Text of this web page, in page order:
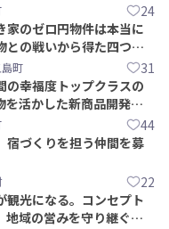
24
家のゼロ円物件は本当に
との戦いから得た四つの
町町 31
の幸福度トップクラスの
を活かした新商品開発＆
！
44
宿づくりを担う仲間を募
22
観光になる。コンセプト
地域の営みを守り継ぐ仲